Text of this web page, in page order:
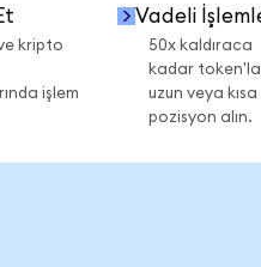
kripto
işlem
Vadeli
50x kaldıraca
kadar
uzun veya kısa
pozisyon alın.